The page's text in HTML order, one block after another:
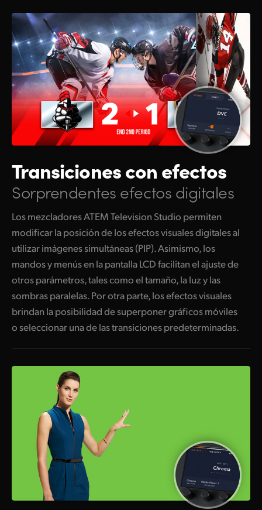
Transicionescon efectos
Sorprendentes efectos digitales
Los mezcladores ATEM Television Studio permiten
modificar la posición de los efectos visuales digitales al
utilizar imágenes simultáneas (PIP). Asimismo, los
mandos y menús en la pantalla LCD facilitan el ajuste de
otros parámetros, tales como el tamaño, la luz y las
sombras paralelas. Por otra parte, los efectos visuales
brindan la posibilidad de superponer gráficos móviles
o seleccionar una de las transiciones predeterminadas.